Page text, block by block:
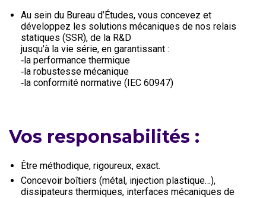
Au sein du Bureau d’Études, vous concevez et
développez les solutions mécaniques de nos relais
statiques (SSR), de la R&D
jusqu’à la vie série, en garantissant :
‐la performance thermique
‐la robustesse mécanique
‐la conformité normative (IEC 60947)
Vos responsabilités :
Être méthodique, rigoureux, exact.
Concevoir boîtiers (métal, injection plastique…),
dissipateurs thermiques, interfaces mécaniques de